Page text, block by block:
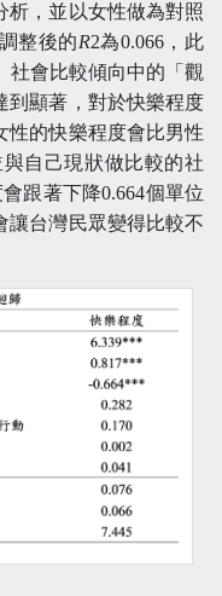
析，並以女性做為對照
整後的R2為0.066，此
社會比較傾向中的「觀
到顯著，對於快樂程度
性的快樂程度會比男性
自己現狀做比較的社
跟著下降0.664個單位
讓台灣民眾變得比較不